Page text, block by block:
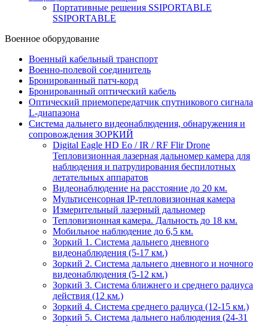
Портативные решения SSIPORTABLE
SSIPORTABLE
Военное оборудование
Военный кабельный транспорт
Военно-полевой соединитель
Бронированный патч-корд
Бронированный оптический кабель
Оптический приемопередатчик спутникового сигнала
L-диапазона
Система дальнего видеонаблюдения, обнаружения и
сопровождения ЗОРКИЙ
Digital Eagle HD Eo / IR / RF Flir Drone
Тепловизионная лазерная дальномер камера для
наблюдения и патрулирования беспилотных
летательных аппаратов
Видеонаблюдение на расстояние до 20 км.
Мультисенсорная IP-тепловизионная камера
Измерительный лазерный дальномер
Тепловизионная камера. Дальность до 18 км.
Мобильное наблюдение до 6,5 км.
Зоркий 1. Система дальнего дневного
видеонаблюдения (5-17 км.)
Зоркий 2. Система дальнего дневного и ночного
видеонаблюдения (5-12 км.)
Зоркий 3. Система ближнего и среднего радиуса
действия (12 км.)
Зоркий 4. Система среднего радиуса (12-15 км.)
Зоркий 5. Система дальнего наблюдения (24-31